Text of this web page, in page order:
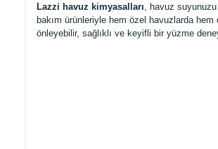
Lazzi havuz kimyasalları , havuz
bakım ürünleriyle hem özel havuzlarda
önleyebilir, sağlıklı ve keyifli bir yüzme